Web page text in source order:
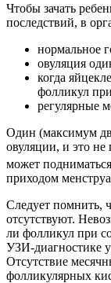
Чтобы зачать
последствий, в
нормальное
овуляция
когда
фолликул
регулярные
Один (максимум
овуляции, и это
может
приходом
Следует помнить,
отсутствуют.
ли фолликул при
УЗИ-диагностике
Отсутствие
фолликулярных